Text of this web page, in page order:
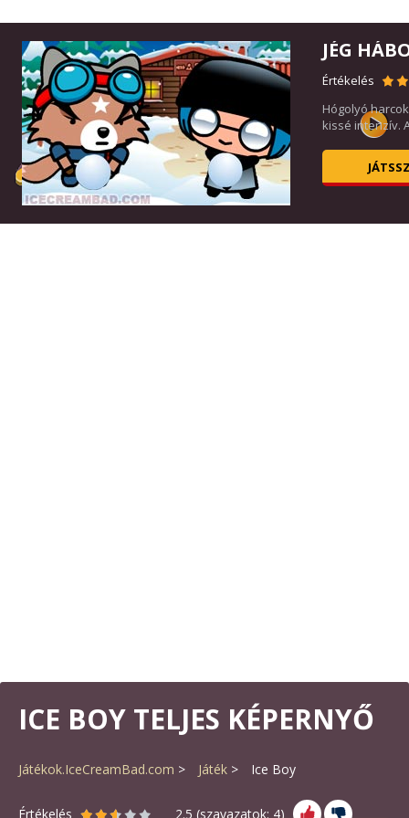
JÉG
Értékelés
Hógolyó
kissé intenzív.
ICE BOY TELJES KÉPERNYŐ
Játékok.IceCreamBad.com Játék Ice Boy
Értékelés 2.5 (szavazatok:4)